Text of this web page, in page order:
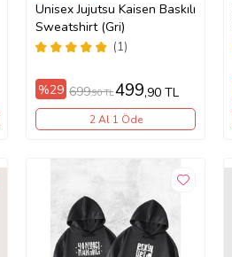
Unisex Jujutsu Kaisen Baskılı
Sweatshirt (Gri)
(1)
%29 699,90 TL499,90 TL
2 Al 1 Öde